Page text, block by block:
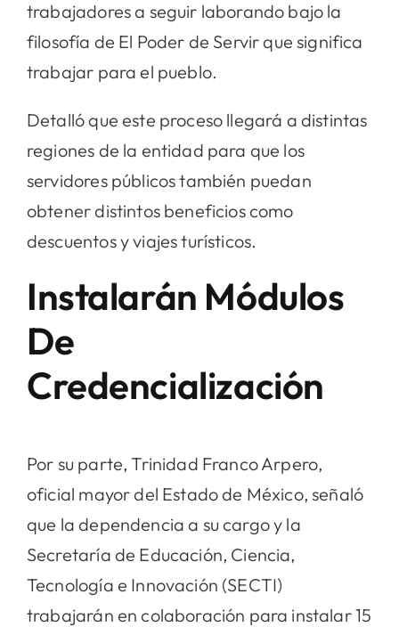
trabajadores a seguir laborando bajo la
filosofía de El Poder de Servir que significa
trabajar para el pueblo.
Detalló que este proceso llegará a distintas
regiones de la entidad para que los
servidores públicos también puedan
obtener distintos beneficios como
descuentos y viajes turísticos.
Instalarán Módulos
De
Credencialización
Por su parte, Trinidad Franco Arpero,
oficial mayor del Estado de México, señaló
que la dependencia a su cargo y la
Secretaría de Educación, Ciencia,
Tecnología e Innovación (SECTI)
trabajarán en colaboración para instalar 15